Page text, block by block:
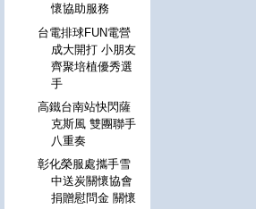
懷協助服務
台電排球FUN電營
成大開打 小朋友
齊聚培植優秀選
手
高鐵台南站快閃薩
克斯風 雙團聯手
八重奏
彰化榮服處攜手雪
中送炭關懷協會
捐贈慰問金 關懷